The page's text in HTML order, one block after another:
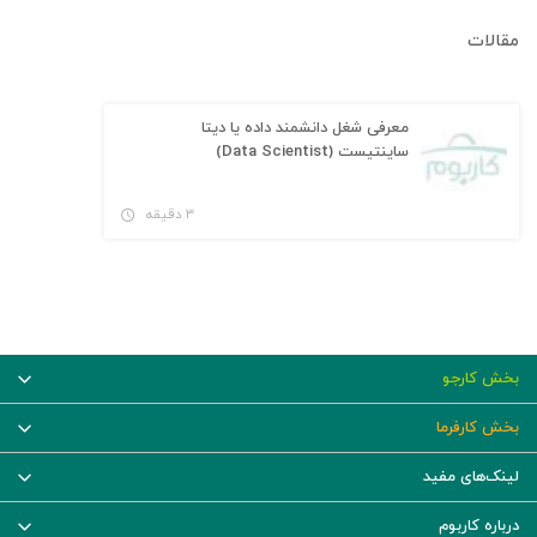
مقالات
معرفی شغل دانشمند داده یا دیتا
ساینتیست (Data Scientist)
۳ دقیقه
بخش کارجو
بخش کارفرما
لینک‌های مفید
درباره کاربوم